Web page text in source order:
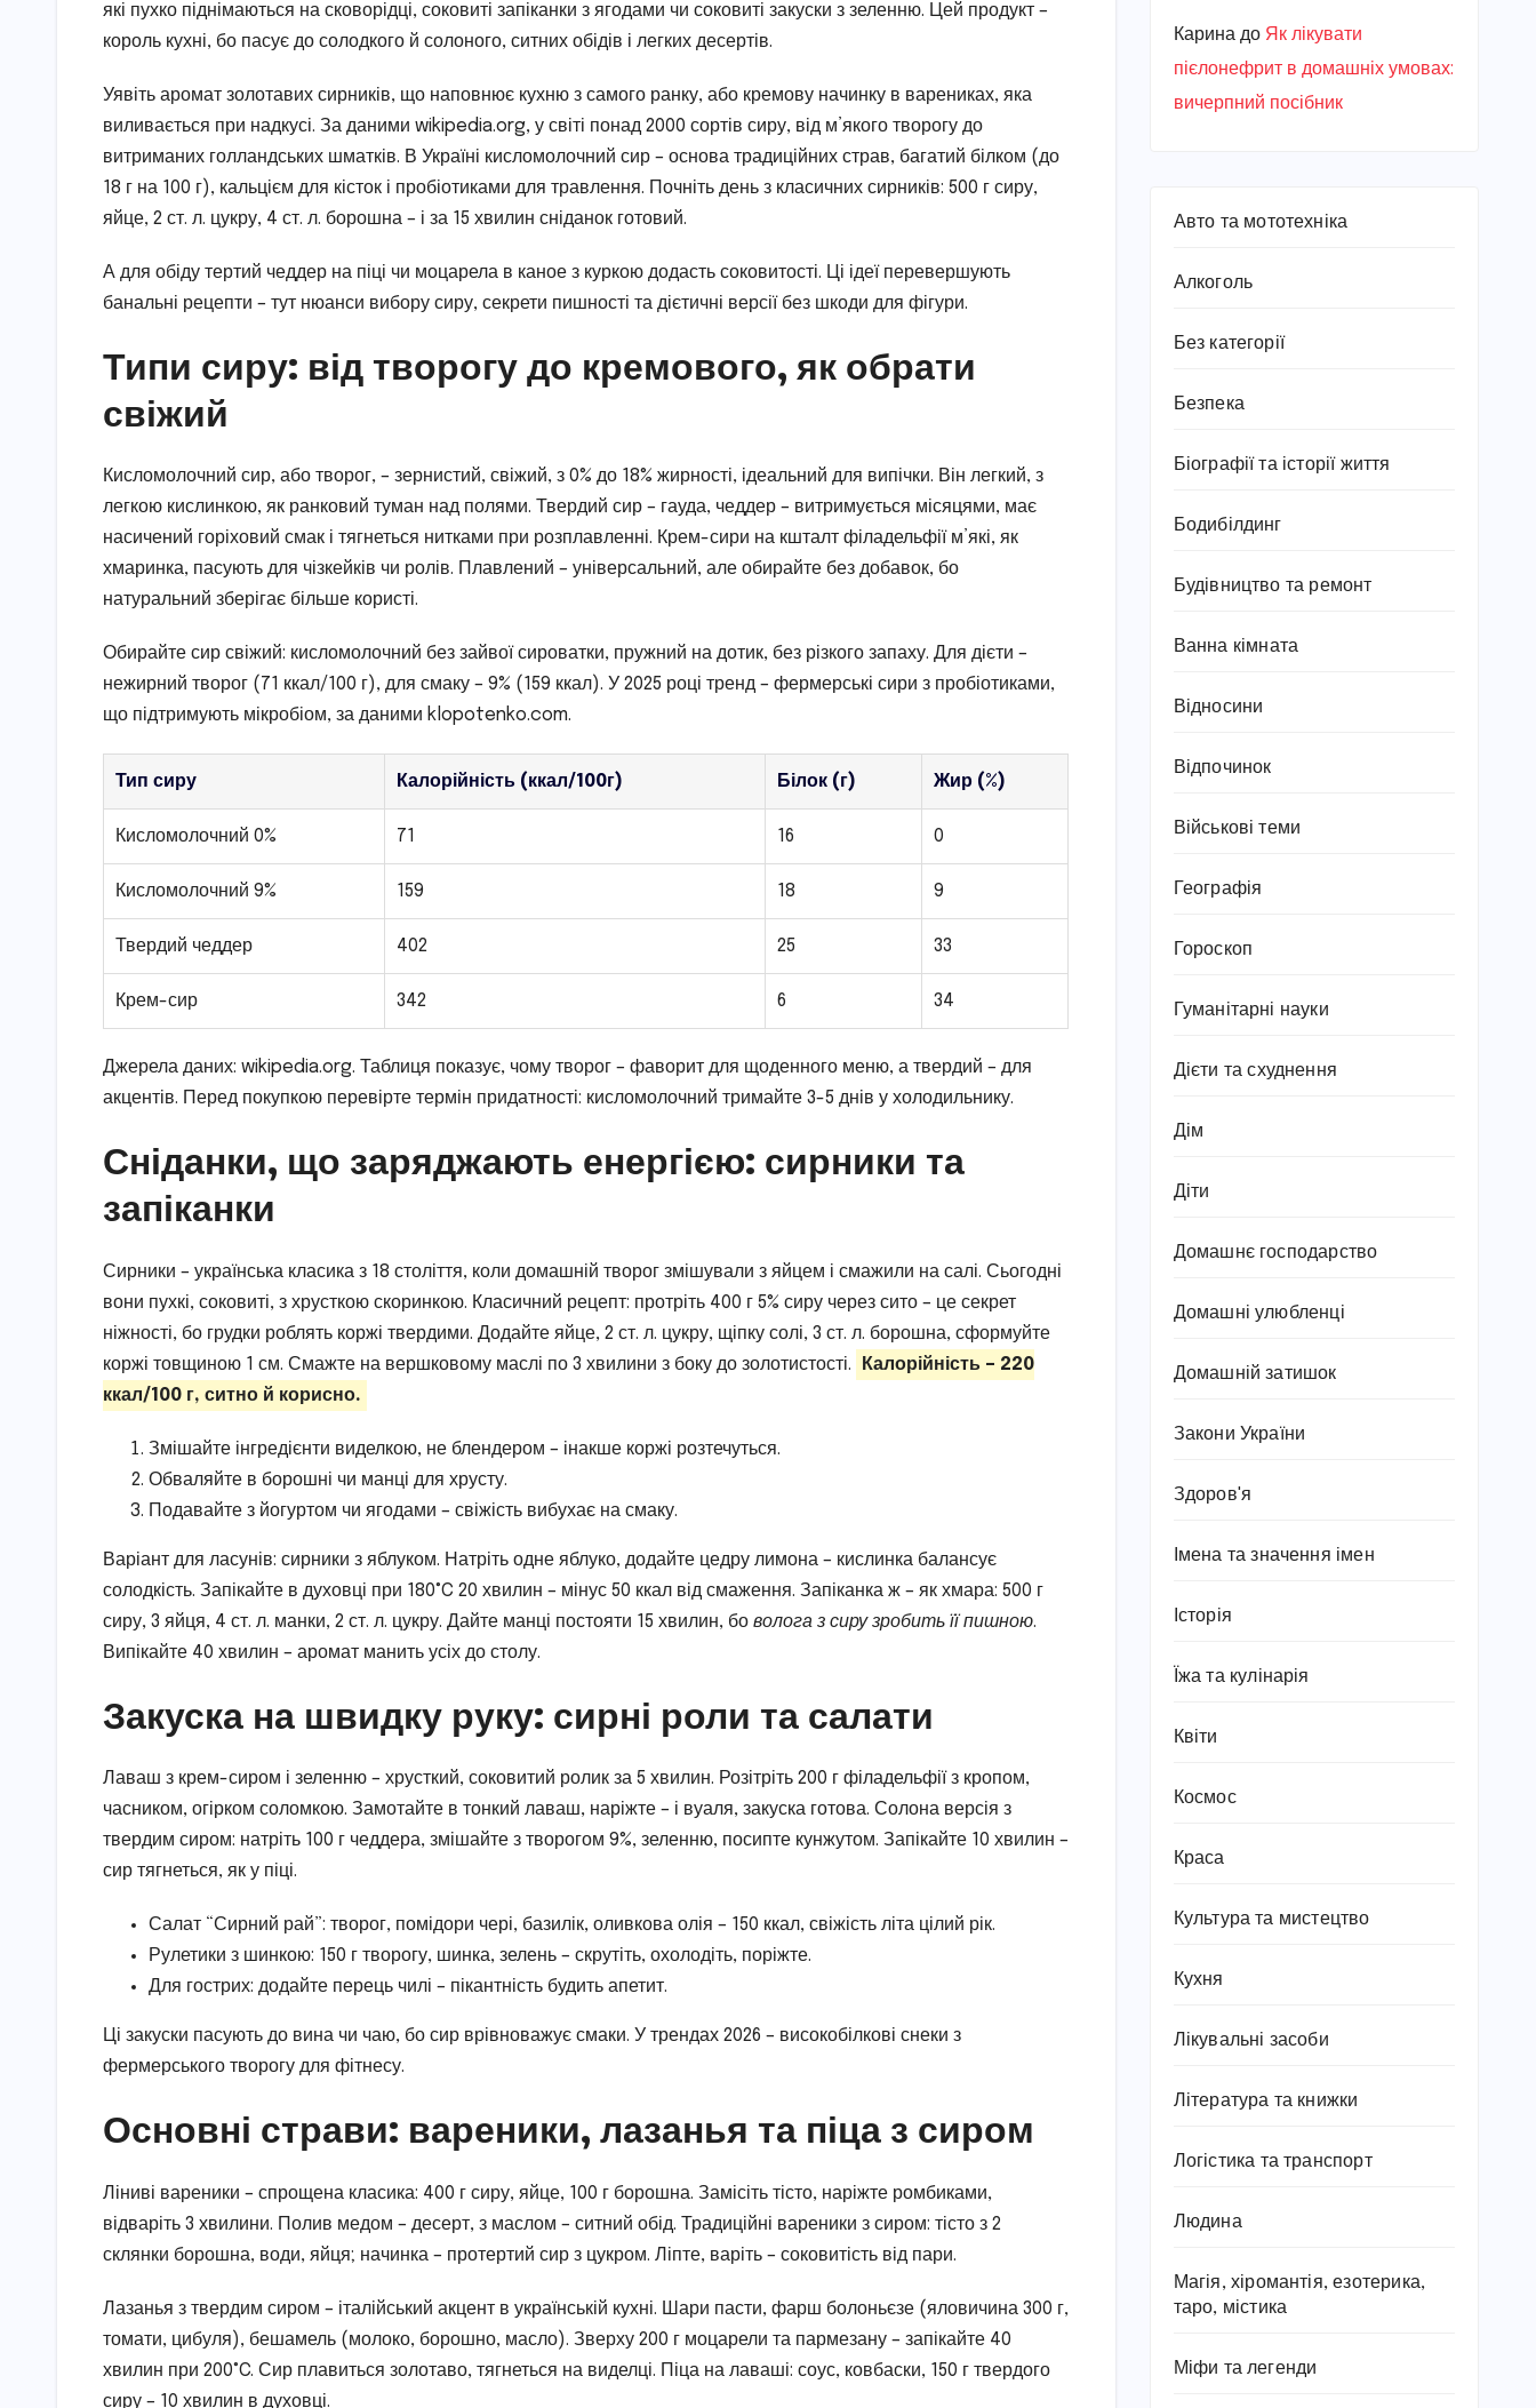
які пухко піднімаються на сковорідці, соковиті запіканки з ягодами чи соковиті закуски з зеленню. Цей продукт –
король кухні, бо пасує до солодкого й солоного, ситних обідів і легких десертів.
Уявіть аромат золотавих сирників, що наповнює кухню з самого ранку, або кремову начинку в варениках, яка
виливається при надкусі. За даними wikipedia.org, у світі понад 2000 сортів сиру, від м’якого творогу до
витриманих голландських шматків. В Україні кисломолочний сир – основа традиційних страв, багатий білком (до
18 г на 100 г), кальцієм для кісток і пробіотиками для травлення. Почніть день з класичних сирників: 500 г сиру,
яйце, 2 ст. л. цукру, 4 ст. л. борошна – і за 15 хвилин сніданок готовий.
А для обіду тертий чеддер на піці чи моцарела в каное з куркою додасть соковитості. Ці ідеї перевершують
банальні рецепти – тут нюанси вибору сиру, секрети пишності та дієтичні версії без шкоди для фігури.
Типи сиру: від творогу до кремового, як обрати
свіжий
Кисломолочний сир, або творог, – зернистий, свіжий, з 0% до 18% жирності, ідеальний для випічки. Він легкий, з
легкою кислинкою, як ранковий туман над полями. Твердий сир – гауда, чеддер – витримується місяцями, має
насичений горіховий смак і тягнеться нитками при розплавленні. Крем-сири на кшталт філадельфії м’які, як
хмаринка, пасують для чізкейків чи ролів. Плавлений – універсальний, але обирайте без добавок, бо
натуральний зберігає більше користі.
Обирайте сир свіжий: кисломолочний без зайвої сироватки, пружний на дотик, без різкого запаху. Для дієти –
нежирний творог (71 ккал/100 г), для смаку – 9% (159 ккал). У 2025 році тренд – фермерські сири з пробіотиками,
що підтримують мікробіом, за даними klopotenko.com.
Тип сиру Калорійність (ккал/100г) Білок (г) Жир (%)
Кисломолочний 0% 71 16 0
Кисломолочний 9% 159 18 9
Твердий чеддер 402 25 33
Крем-сир 342 6 34
Джерела даних: wikipedia.org. Таблиця показує, чому творог – фаворит для щоденного меню, а твердий – для
акцентів. Перед покупкою перевірте термін придатності: кисломолочний тримайте 3-5 днів у холодильнику.
Сніданки, що заряджають енергією: сирники та
запіканки
Сирники – українська класика з 18 століття, коли домашній творог змішували з яйцем і смажили на салі. Сьогодні
вони пухкі, соковиті, з хрусткою скоринкою. Класичний рецепт: протріть 400 г 5% сиру через сито – це секрет
ніжності, бо грудки роблять коржі твердими. Додайте яйце, 2 ст. л. цукру, щіпку солі, 3 ст. л. борошна, сформуйте
коржі товщиною 1 см. Смажте на вершковому маслі по 3 хвилини з боку до золотистості.
Калорійність – 220
ккал/100 г, ситно й корисно.
Змішайте інгредієнти виделкою, не блендером – інакше коржі розтечуться.
Обваляйте в борошні чи манці для хрусту.
Подавайте з йогуртом чи ягодами – свіжість вибухає на смаку.
Варіант для ласунів: сирники з яблуком. Натріть одне яблуко, додайте цедру лимона – кислинка балансує
солодкість. Запікайте в духовці при 180°C 20 хвилин – мінус 50 ккал від смаження. Запіканка ж – як хмара: 500 г
сиру, 3 яйця, 4 ст. л. манки, 2 ст. л. цукру. Дайте манці постояти 15 хвилин, бо волога з сиру зробить її пишною.
Випікайте 40 хвилин – аромат манить усіх до столу.
Закуска на швидку руку: сирні роли та салати
Лаваш з крем-сиром і зеленню – хрусткий, соковитий ролик за 5 хвилин. Розітріть 200 г філадельфії з кропом,
часником, огірком соломкою. Замотайте в тонкий лаваш, наріжте – і вуаля, закуска готова. Солона версія з
твердим сиром: натріть 100 г чеддера, змішайте з творогом 9%, зеленню, посипте кунжутом. Запікайте 10 хвилин –
сир тягнеться, як у піці.
Салат “Сирний рай”: творог, помідори чері, базилік, оливкова олія – 150 ккал, свіжість літа цілий рік.
Рулетики з шинкою: 150 г творогу, шинка, зелень – скрутіть, охолодіть, поріжте.
Для гострих: додайте перець чилі – пікантність будить апетит.
Ці закуски пасують до вина чи чаю, бо сир врівноважує смаки. У трендах 2026 – високобілкові снеки з
фермерського творогу для фітнесу.
Основні страви: вареники, лазанья та піца з сиром
Ліниві вареники – спрощена класика: 400 г сиру, яйце, 100 г борошна. Замісіть тісто, наріжте ромбиками,
відваріть 3 хвилини. Полив медом – десерт, з маслом – ситний обід. Традиційні вареники з сиром: тісто з 2
склянки борошна, води, яйця; начинка – протертий сир з цукром. Ліпте, варіть – соковитість від пари.
Лазанья з твердим сиром – італійський акцент в українській кухні. Шари пасти, фарш болоньєзе (яловичина 300 г,
томати, цибуля), бешамель (молоко, борошно, масло). Зверху 200 г моцарели та пармезану – запікайте 40
хвилин при 200°C. Сир плавиться золотаво, тягнеться на виделці. Піца на лаваші: соус, ковбаски, 150 г твердого
сиру – 10 хвилин в духовці.
Каринадо Як лікувати
пієлонефрит в домашніх умовах:
вичерпний посібник
Авто та мототехніка
Алкоголь
Без категорії
Безпека
Біографії та історії життя
Бодибілдинг
Будівництво та ремонт
Ванна кімната
Відносини
Відпочинок
Військові теми
Географія
Гороскоп
Гуманітарні науки
Дієти та схуднення
Дім
Діти
Домашнє господарство
Домашні улюбленці
Домашній затишок
Закони України
Здоров'я
Імена та значення імен
Історія
Їжа та кулінарія
Квіти
Космос
Краса
Культура та мистецтво
Кухня
Лікувальні засоби
Література та книжки
Логістика та транспорт
Людина
Магія, хіромантія, езотерика,
таро, містика
Міфи та легенди